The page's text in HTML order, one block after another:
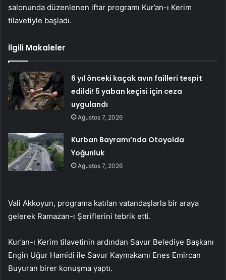
salonunda düzenlenen iftar programı Kur’an-ı Kerim
tilavetiyle başladı.
İlgili Makaleler
6 yıl önceki kaçak avın failleri tespit
edildi! 5 yaban keçisi için ceza
uygulandı
Ağustos 7, 2026
Kurban Bayramı’nda Otoyolda
Yoğunluk
Ağustos 7, 2026
Vali Akkoyun, programa katılan vatandaşlarla bir araya
gelerek Ramazan-ı Şeriflerini tebrik etti.
Kur’an-ı Kerim tilavetinin ardından Savur Belediye Başkanı
Engin Uğur Hamidi ile Savur Kaymakamı Enes Emircan
Buyuran birer konuşma yaptı.